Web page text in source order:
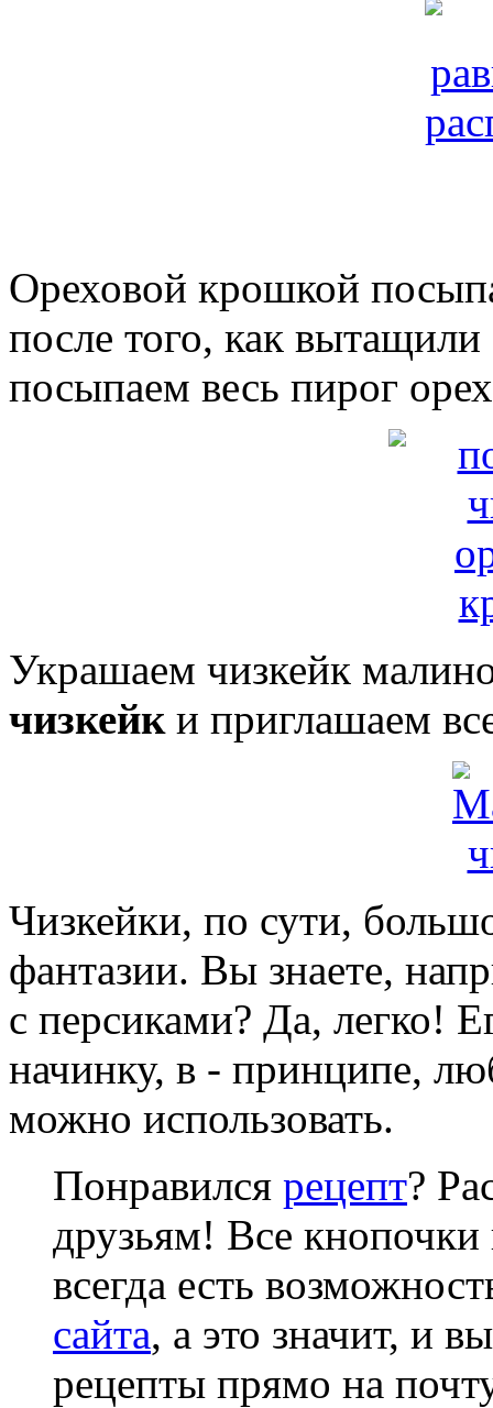
Ореховой крошкой
после того, как
посыпаем весь пирог
Украшаем чизкейк
чизкейк и приглашаем
Чизкейки, по сути,
фантазии. Вы знаете,
с персиками? Да, легко!
начинку, в - принципе,
можно использовать.
Понравился рецепт?
друзьям! Все кнопочки
всегда есть
сайта, а это значит, и
рецепты прямо на